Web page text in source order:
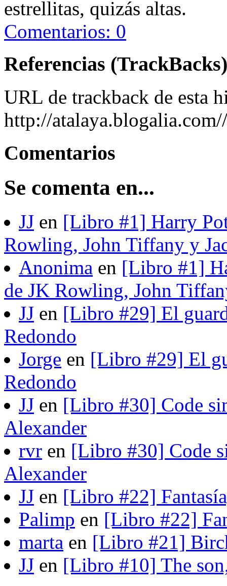
estrellitas, quizás altas.
Comentarios: 0
Referencias (TrackBacks)
URL de trackback de esta
http://
Comentarios
Se comenta en...
JJ en [Libro #1] Harry
Rowling, John Tiffany y
Anonima en [Libro #1]
de JK Rowling, John
JJ en [Libro #29] El
Redondo
Jorge en [Libro #29] El
Redondo
JJ en [Libro #30] Code
Alexander
rvr en [Libro #30] Code
Alexander
JJ en [Libro #22]
Palimp en [Libro #22]
marta en [Libro #21]
JJ en [Libro #10] The